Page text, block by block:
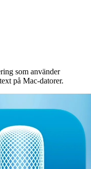
som använder
på Mac-datorer.